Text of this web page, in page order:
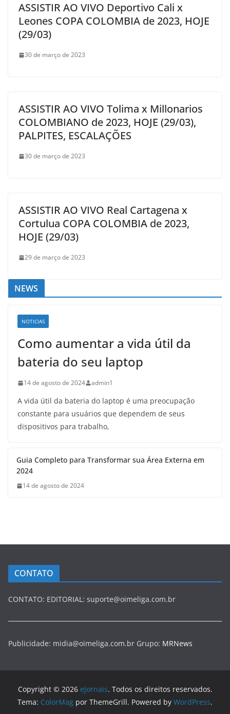
ASSISTIR AO VIVO Deportivo Cali x
Leones COPA COLOMBIA de 2023, HOJE
(29/03)
30 de março de 2023
ASSISTIR AO VIVO Tolima x Millonarios
COLOMBIANO de 2023, HOJE (29/03),
PALPITES, ESCALAÇÕES
30 de março de 2023
ASSISTIR AO VIVO Real Cartagena x
Cortulua COPA COLOMBIA de 2023,
HOJE (29/03)
29 de março de 2023
NEWS
NOTICIAS
Como aumentar a vida útil da
bateria do seu laptop
14 de agosto de 2024 admin1
A vida útil da bateria do laptop é uma preocupação
constante para usuários que dependem de seus
dispositivos para trabalho,
Guia Completo para Transformar sua Área Externa em
2024
14 de agosto de 2024
CONTATO
CONTATO: EDITORIAL: suporte@oimeliga.com.br
Publicidade: midia@oimeliga.com.br Grupo: MRNews
Copyright © 2026 eJornais. Todos os direitos reservados.
Tema: ColorMag por ThemeGrill. Powered by WordPress.